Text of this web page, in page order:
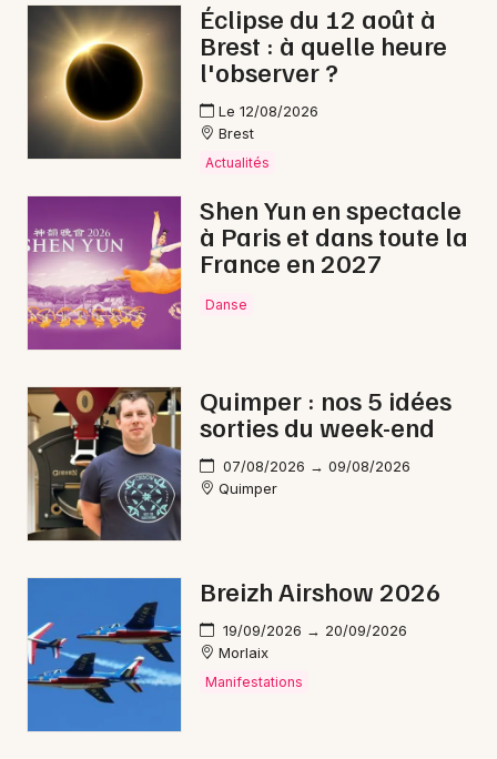
Éclipse du 12 août à
Brest : à quelle heure
l'observer ?
Le 12/08/2026
Brest
Actualités
Shen Yun en spectacle
à Paris et dans toute la
France en 2027
Danse
Quimper : nos 5 idées
sorties du week-end
07/08/2026 → 09/08/2026
Quimper
Breizh Airshow 2026
19/09/2026 → 20/09/2026
Morlaix
Manifestations